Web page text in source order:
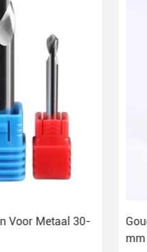
Voor Metaal 30-
mm